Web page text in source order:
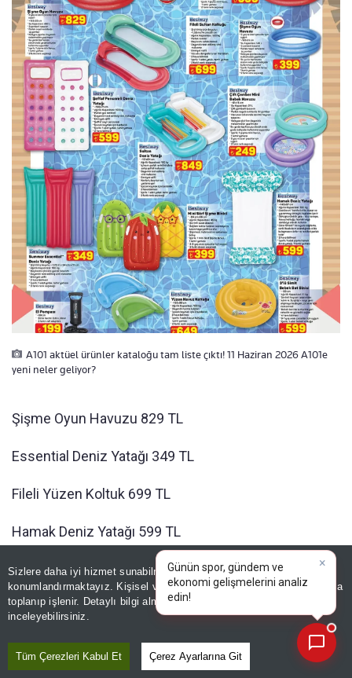
Sizlere daha iyi hizmet sunabilmek adına sitemizdeçerez
konumlandırmaktayız. Kişisel verileriniz, KVKK ve GDPR kapsamında
toplanıp işlenir. Detaylı bilgi almak için
inceleyebilirsiniz.
Tüm Çerezleri Kabul Et Çerez Ayarlarına Git
A101 aktüel ürünler kataloğu tam liste çıktı! 11 Haziran 2026 A101e
yeni neler geliyor?
Şişme Oyun Havuzu 829 TL
Essential Deniz Yatağı 349 TL
Fileli Yüzen Koltuk 699 TL
Hamak Deniz Yatağı 599 TL
Şeffaf Pencereli Deniz Yatağı 599 TL
Mini Sörf Şişme Binici 399 TL
El Pompası 199 TL
Günün spor, gündem ve
ekonomi